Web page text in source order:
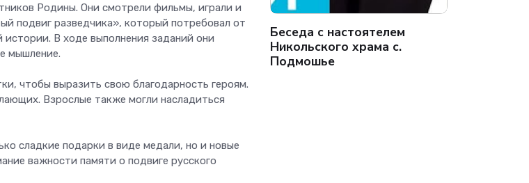
Родины. Они смотрели фильмы, играли и
подвиг разведчика», который потребовал от
истории. В ходе выполнения заданий они
мышление.
чтобы выразить свою благодарность героям.
Взрослые также могли насладиться
сладкие подарки в виде медали, но и новые
важности памяти о подвиге русского
Беседа с настоятелем
Никольского храма с.
Подмошье